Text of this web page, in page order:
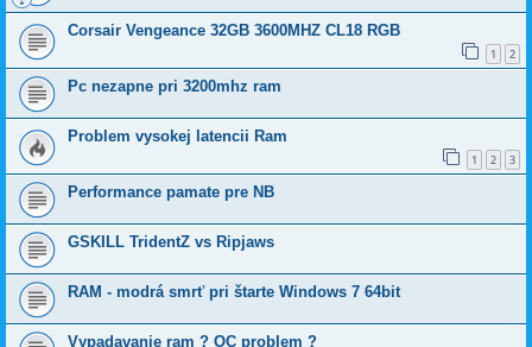
Corsair Vengeance 32GB 3600MHZ CL18 RGB
1 2
Pc nezapne pri 3200mhz ram
Problem vysokej latencii Ram
1 2 3
Performance pamate pre NB
GSKILL TridentZ vs Ripjaws
RAM - modrá smrť pri štarte Windows 7 64bit
Vypadavanie ram ? OC problem ?